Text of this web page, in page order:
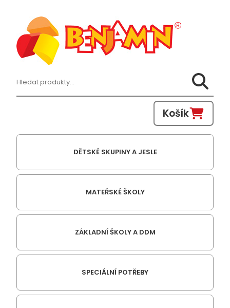
Hledat:
Košík
DĚTSKÉ SKUPINY A JESLE
MATEŘSKÉ ŠKOLY
ZÁKLADNÍ ŠKOLY A DDM
SPECIÁLNÍ POTŘEBY